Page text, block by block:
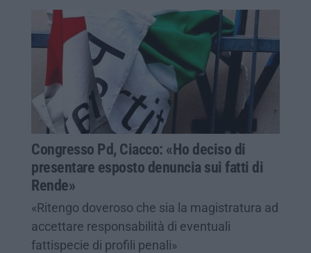
Congresso Pd, Ciacco: «Ho deciso di
presentare esposto denuncia sui fatti di
Rende»
«Ritengo doveroso che sia la magistratura ad
accettare responsabilità di eventuali
fattispecie di profili penali»